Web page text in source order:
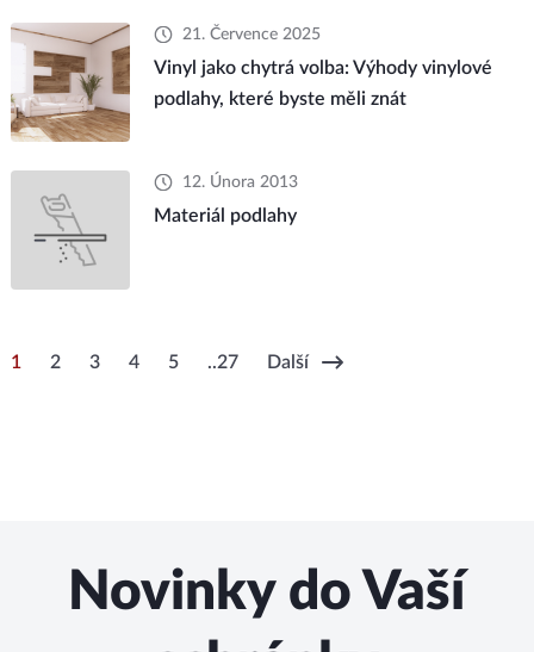
21. Července 2025
Vinyl jako chytrá volba: Výhody vinylové
podlahy, které byste měli znát
12. Února 2013
Materiál podlahy
1 2 3 4 5 ..27 Další
Novinky do Vaší